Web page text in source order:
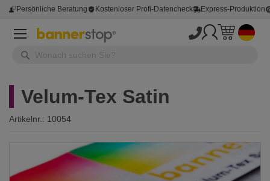
Persönliche Beratung Kostenloser Profi-Datencheck Express-Produktion
Velum-Tex Satin
Artikelnr.: 10054
der